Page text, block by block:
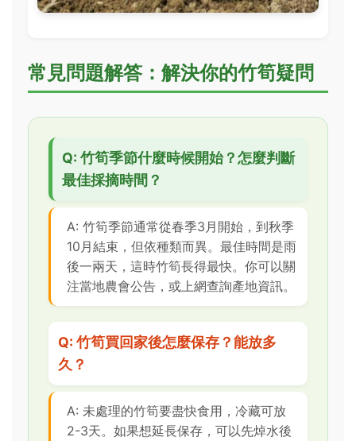
常見問題解答：解決你的竹筍疑問
Q: 竹筍季節什麼時候開始？怎麼判斷
最佳採摘時間？
A: 竹筍季節通常從春季3月開始，到秋季
10月結束，但依種類而異。最佳時間是雨
後一兩天，這時竹筍長得最快。你可以關
注當地農會公告，或上網查詢產地資訊。
Q: 竹筍買回家後怎麼保存？能放多
久？
A: 未處理的竹筍要盡快食用，冷藏可放
2-3天。如果想延長保存，可以先焯水後